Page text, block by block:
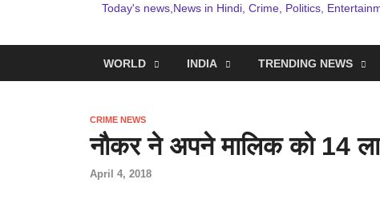
Today's news,News in Hindi, Crime, Politics,
WORLD INDIA TRENDING NEWS
CRIME NEWS
नौकर ने अपने मालिक को 14
April 4, 2018